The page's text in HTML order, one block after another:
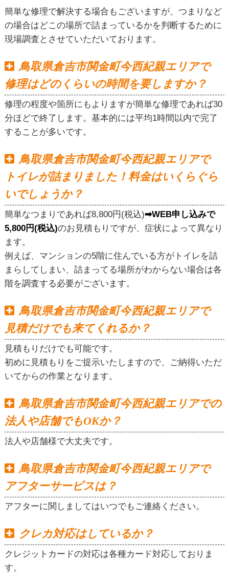
簡単な修理で解決する場合もございますが、つまりなど
の場合はどこの場所で詰まっているかを判断するために
現場調査とさせていただいております。
鳥取県倉吉市関金町今西紀親エリアで
修理はどのくらいの時間を要しますか？
修理の程度や箇所にもよりますが簡単な修理であれば30
分ほどで終了します。基本的には平均1時間以内で完了
することが多いです。
鳥取県倉吉市関金町今西紀親エリアで
トイレが詰まりました！料金はいくらぐら
いでしょうか？
簡単なつまりであれば8,800円(税込)➡WEB申し込みで
5,800円(税込)のお見積もりですが、症状によって異なり
ます。
例えば、マンションの5階に住んでいる方がトイレを詰
まらしてしまい、詰まってる場所がわからない場合は各
階を調査する必要がございます。
鳥取県倉吉市関金町今西紀親エリアで
見積だけでも来てくれるか？
見積もりだけでも可能です。
初めに見積もりをご提示いたしますので、ご納得いただ
いてからの作業となります。
鳥取県倉吉市関金町今西紀親エリアでの
法人や店舗でもOKか？
法人や店舗様で大丈夫です。
鳥取県倉吉市関金町今西紀親エリアで
アフターサービスは？
アフターに関しましてはいつでもご連絡ください。
クレカ対応はしているか？
クレジットカードの対応は各種カード対応しておりま
す。